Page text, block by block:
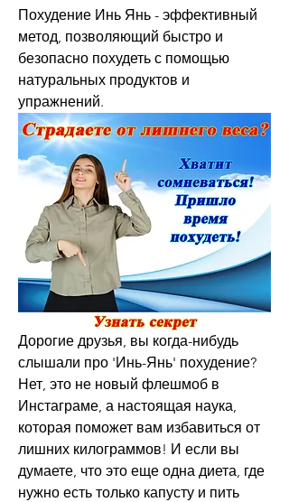
Похудение Инь Янь - эффективный
метод, позволяющий быстро и
безопасно похудеть с помощью
натуральных продуктов и
упражнений.
Дорогие друзья, вы когда-нибудь
слышали про 'Инь-Янь' похудение?
Нет, это не новый флешмоб в
Инстаграме, а настоящая наука,
которая поможет вам избавиться от
лишних килограммов! И если вы
думаете, что это еще одна диета, где
нужно есть только капусту и пить